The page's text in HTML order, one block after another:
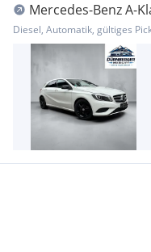
Mercedes-Benz A-
4MATIC
Diesel, Automatik, gültiges